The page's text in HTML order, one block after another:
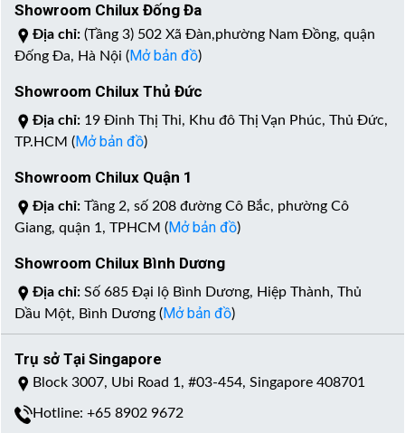
Showroom Chilux Đống Đa
Địa chỉ: (Tầng 3) 502 Xã Đàn,phường Nam Đồng, quận
Đống Đa, Hà Nội (Mở bản đồ)
Showroom Chilux Thủ Đức
Địa chỉ: 19 Đinh Thị Thi, Khu đô Thị Vạn Phúc, Thủ Đức,
TP.HCM (Mở bản đồ)
Showroom Chilux Quận 1
Địa chỉ: Tầng 2, số 208 đường Cô Bắc, phường Cô
Giang, quận 1, TPHCM (Mở bản đồ)
Showroom Chilux Bình Dương
Địa chỉ: Số 685 Đại lộ Bình Dương, Hiệp Thành, Thủ
Dầu Một, Bình Dương (Mở bản đồ)
Trụ sở Tại Singapore
Block 3007, Ubi Road 1, #03-454, Singapore 408701
Hotline: +65 8902 9672